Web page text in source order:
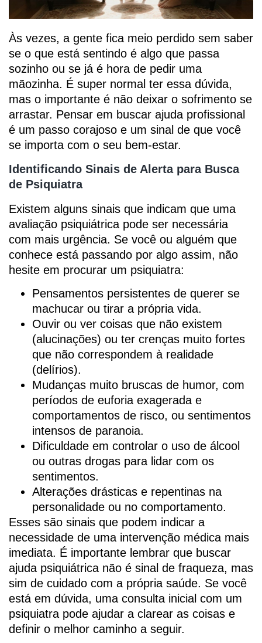
Às vezes, a gente fica meio perdido sem saber
se o que está sentindo é algo que passa
sozinho ou se já é hora de pedir uma
mãozinha. É super normal ter essa dúvida,
mas o importante é não deixar o sofrimento se
arrastar. Pensar em buscar ajuda profissional
é um passo corajoso e um sinal de que você
se importa com o seu bem-estar.
Identificando Sinais de Alerta para Busca
de Psiquiatra
Existem alguns sinais que indicam que uma
avaliação psiquiátrica pode ser necessária
com mais urgência. Se você ou alguém que
conhece está passando por algo assim, não
hesite em procurar um psiquiatra:
Pensamentos persistentes de querer se
machucar ou tirar a própria vida.
Ouvir ou ver coisas que não existem
(alucinações) ou ter crenças muito fortes
que não correspondem à realidade
(delírios).
Mudanças muito bruscas de humor, com
períodos de euforia exagerada e
comportamentos de risco, ou sentimentos
intensos de paranoia.
Dificuldade em controlar o uso de álcool
ou outras drogas para lidar com os
sentimentos.
Alterações drásticas e repentinas na
personalidade ou no comportamento.
Esses são sinais que podem indicar a
necessidade de uma intervenção médica mais
imediata. É importante lembrar que buscar
ajuda psiquiátrica não é sinal de fraqueza, mas
sim de cuidado com a própria saúde. Se você
está em dúvida, uma consulta inicial com um
psiquiatra pode ajudar a clarear as coisas e
definir o melhor caminho a seguir.